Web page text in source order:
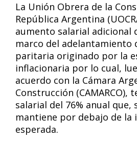
La Unión Obrera de la
República Argentina
aumento salarial adicional
marco del adelantamiento
paritaria originado por la
inflacionaria por lo cual,
acuerdo con la Cámara
Construcción (CAMARCO),
salarial del 76% anual que,
mantiene por debajo de la
esperada.